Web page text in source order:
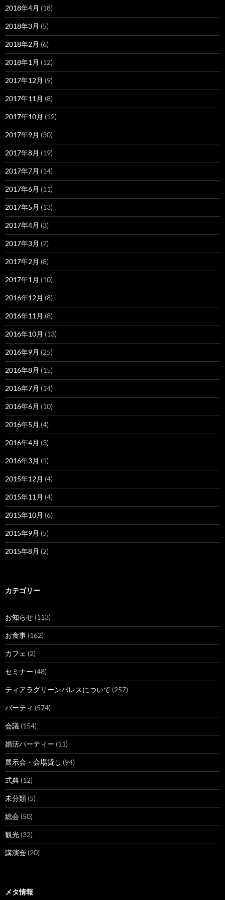
2018年4月 (18)
2018年3月 (5)
2018年2月 (6)
2018年1月 (12)
2017年12月 (9)
2017年11月 (8)
2017年10月 (12)
2017年9月 (30)
2017年8月 (19)
2017年7月 (14)
2017年6月 (11)
2017年5月 (13)
2017年4月 (3)
2017年3月 (7)
2017年2月 (8)
2017年1月 (10)
2016年12月 (8)
2016年11月 (8)
2016年10月 (13)
2016年9月 (25)
2016年8月 (15)
2016年7月 (14)
2016年6月 (10)
2016年5月 (4)
2016年4月 (3)
2016年3月 (1)
2015年12月 (4)
2015年11月 (4)
2015年10月 (6)
2015年9月 (5)
2015年8月 (2)
カテゴリー
お知らせ (113)
お食事 (162)
カフェ (2)
セミナー (48)
ティアラグリーンパレスについて (257)
パーティ (574)
会議 (154)
婚活パーティー (11)
展示会・会場貸し (94)
式典 (12)
未分類 (5)
総会 (50)
観光 (32)
講演会 (20)
メタ情報